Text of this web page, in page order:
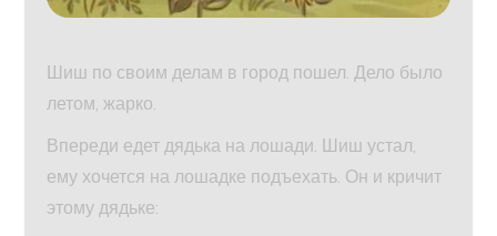
Шиш по своим делам в город пошел. Дело было
летом, жарко.
Впереди едет дядька на лошади. Шиш устал,
ему хочется на лошадке подъехать. Он и кричит
этому дядьке: